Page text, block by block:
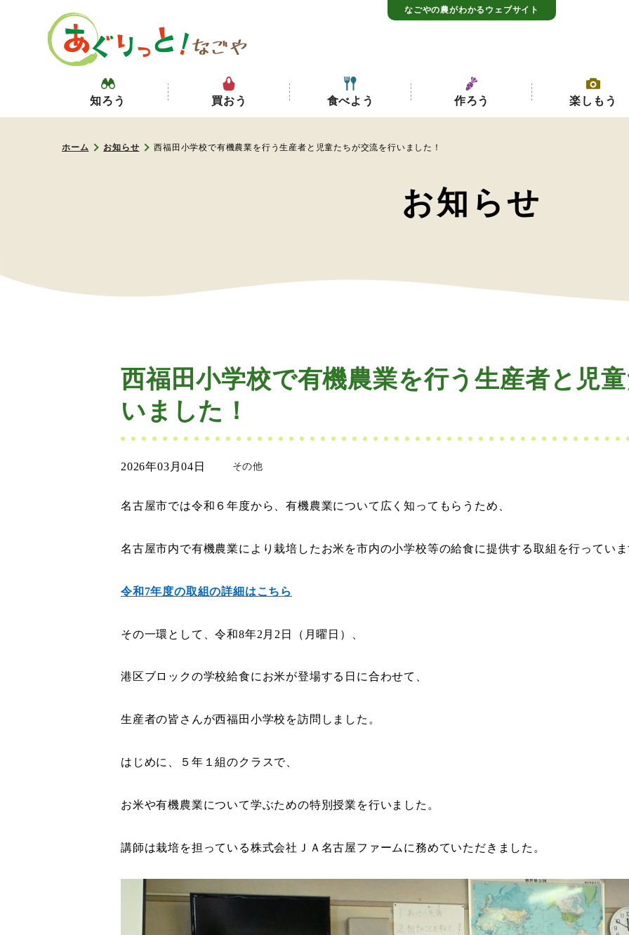
なごやの農がわかるウェブサイト
知ろう 買おう 食べよう 作ろう 楽しもう
ホーム お知らせ 西福田小学校で有機農業を行う生産者と児童たちが交流を行いました！
お知らせ
西福田小学校で有機農業を行う生産者と児
いました！
2026年03月04日 その他
名古屋市では令和６年度から、有機農業について広く知ってもらうため、
名古屋市内で有機農業により栽培したお米を市内の小学校等の給食に提供する取組を行ってい
令和7年度の取組の詳細はこちら
その一環として、令和8年2月2日（月曜日）、
港区ブロックの学校給食にお米が登場する日に合わせて、
生産者の皆さんが西福田小学校を訪問しました。
はじめに、５年１組のクラスで、
お米や有機農業について学ぶための特別授業を行いました。
講師は栽培を担っている株式会社ＪＡ名古屋ファームに務めていただきました。